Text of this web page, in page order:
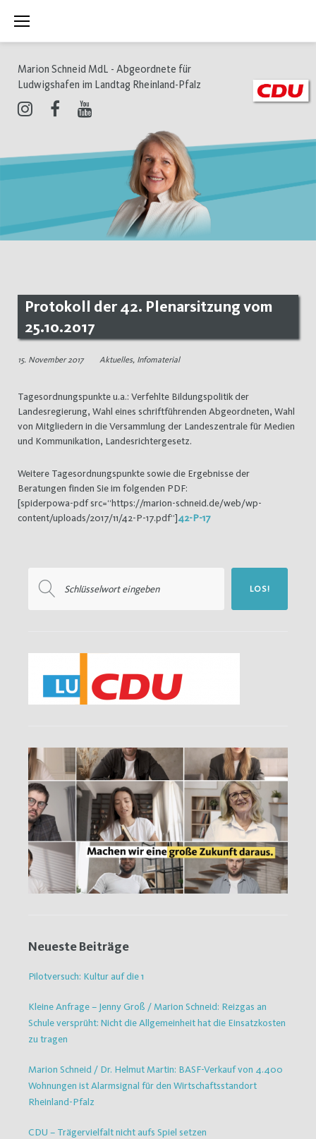
Inhalt
Marion Schneid MdL - Abgeordnete für
Ludwigshafen im Landtag Rheinland-Pfalz
Protokoll der 42. Plenarsitzung vom
25.10.2017
15. November 2017 Aktuelles, Infomaterial
Tagesordnungspunkte u.a.: Verfehlte Bildungspolitik der
Landesregierung, Wahl eines schriftführenden Abgeordneten, Wahl
von Mitgliedern in die Versammlung der Landeszentrale für Medien
und Kommunikation, Landesrichtergesetz.
Weitere Tagesordnungspunkte sowie die Ergebnisse der
Beratungen finden Sie im folgenden PDF:
[spiderpowa-pdf src=“https://marion-schneid.de/web/wp-
content/uploads/2017/11/42-P-17.pdf“]42-P-17
nach:
LOS!
Neueste Beiträge
Pilotversuch: Kultur auf die 1
Kleine Anfrage – Jenny Groß / Marion Schneid: Reizgas an
Schule versprüht: Nicht die Allgemeinheit hat die Einsatzkosten
zu tragen
Marion Schneid / Dr. Helmut Martin: BASF-Verkauf von 4.400
Wohnungen ist Alarmsignal für den Wirtschaftsstandort
Rheinland-Pfalz
CDU – Trägervielfalt nicht aufs Spiel setzen